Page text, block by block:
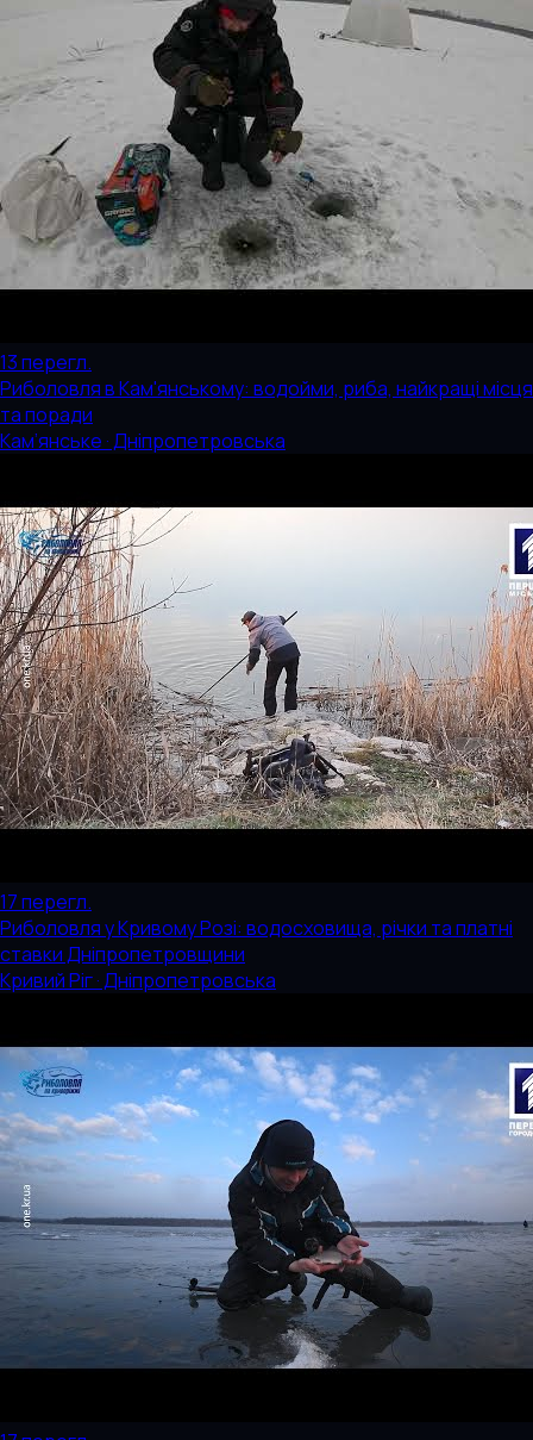
13перегл.
Риболовля в Кам'янському: водойми, риба, найкращі місця
та поради
Кам’янське · Дніпропетровська
17перегл.
Риболовля у Кривому Розі: водосховища, річки та платні
ставки Дніпропетровщини
Кривий Ріг · Дніпропетровська